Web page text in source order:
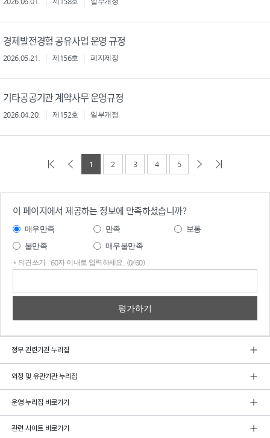
경제발전경험 공유사업 운영 규정
2026.05.21. 제156호 폐지제정
기타공공기관 계약사무 운영규정
2026.04.20. 제152호 일부개정
1 2 3 4 5
이 페이지에서 제공하는 정보에 만족하셨습니까?
매우만족 만족
보통
불만족
매우불만족
* 의견쓰기 : 60자 이내로 입력하세요. (0/60)
정부 관련기관 누리집
외청 및 유관기관 누리집
운영 누리집 바로가기
관련 사이트 바로가기